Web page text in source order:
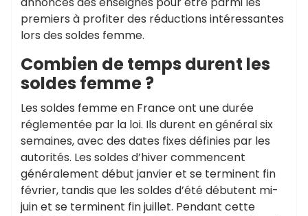
premiers à profiter des réductions intéressantes
lors des soldes femme.
Combien de temps durent les
soldes femme ?
Les soldes femme en France ont une durée
réglementée par la loi. Ils durent en général six
semaines, avec des dates fixes définies par les
autorités. Les soldes d’hiver commencent
généralement début janvier et se terminent fin
février, tandis que les soldes d’été débutent mi-
juin et se terminent fin juillet. Pendant cette